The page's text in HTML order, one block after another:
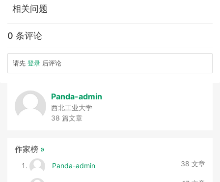
相关问题
0 条评论
请先 登录 后评论
Panda-admin
西北工业大学
38 篇文章
作家榜 »
Panda-admin 38 文章